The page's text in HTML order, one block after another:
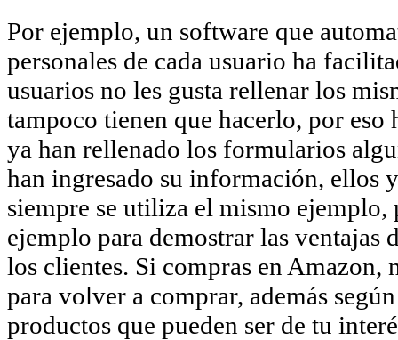
Por ejemplo, un software que
personales de cada usuario ha
usuarios no les gusta rellenar los
tampoco tienen que hacerlo, por
ya han rellenado los formularios
han ingresado su información, ellos
siempre se utiliza el mismo
ejemplo para demostrar las ventajas
los clientes. Si compras en Amazon,
para volver a comprar, además
productos que pueden ser de tu